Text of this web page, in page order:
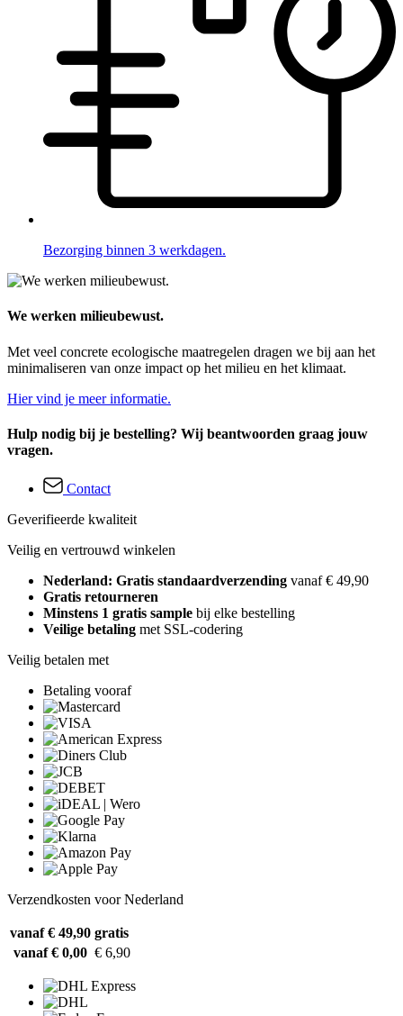
Bezorging binnen 3 werkdagen.
We werken milieubewust.
Met veel concrete ecologische maatregelen dragen we bij aan het
minimaliseren van onze impact op het milieu en het klimaat.
Hier vind je meer informatie.
Hulp nodig bij je bestelling? Wij beantwoorden graag jouw
vragen.
Contact
Geverifieerde kwaliteit
Veilig en vertrouwd winkelen
Nederland: Gratis standaardverzending vanaf € 49,90
Gratis retourneren
Minstens 1 gratis sample bij elke bestelling
Veilige betaling met SSL-codering
Veilig betalen met
Betaling vooraf
Verzendkosten voor Nederland
vanaf € 49,90 gratis
vanaf € 0,00 € 6,90